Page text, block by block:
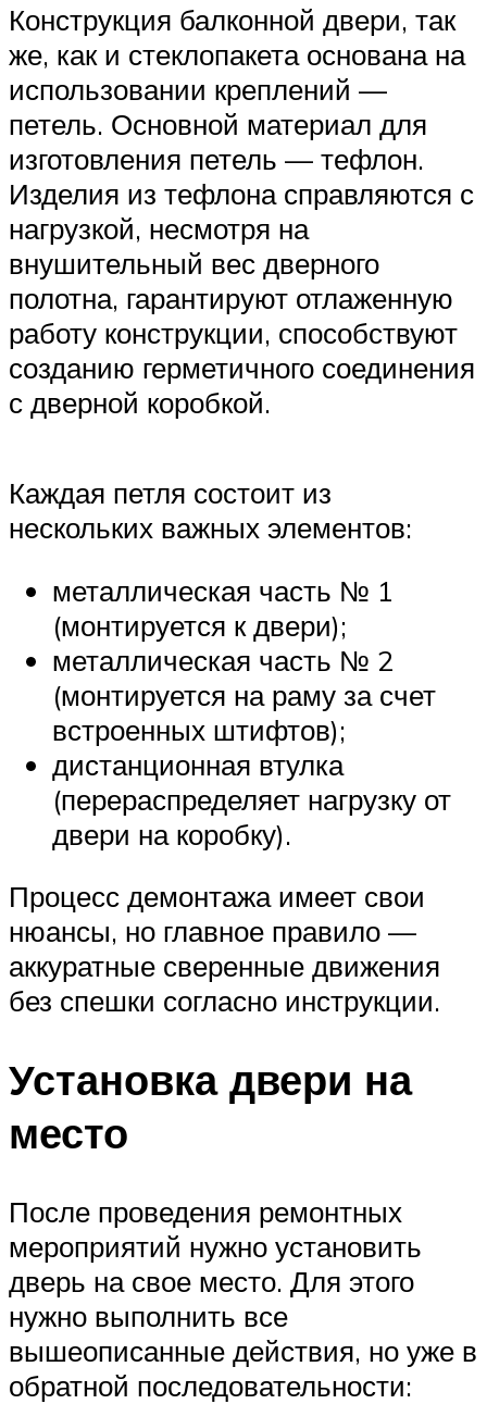
Конструкция балконной двери, так
же, как и стеклопакета основана на
использовании креплений —
петель. Основной материал для
изготовления петель — тефлон.
Изделия из тефлона справляются с
нагрузкой, несмотря на
внушительный вес дверного
полотна, гарантируют отлаженную
работу конструкции, способствуют
созданию герметичного соединения
с дверной коробкой.
Каждая петля состоит из
нескольких важных элементов:
металлическая часть № 1
(монтируется к двери);
металлическая часть № 2
(монтируется на раму за счет
встроенных штифтов);
дистанционная втулка
(перераспределяет нагрузку от
двери на коробку).
Процесс демонтажа имеет свои
нюансы, но главное правило —
аккуратные сверенные движения
без спешки согласно инструкции.
Установка двери на
место
После проведения ремонтных
мероприятий нужно установить
дверь на свое место. Для этого
нужно выполнить все
вышеописанные действия, но уже в
обратной последовательности: